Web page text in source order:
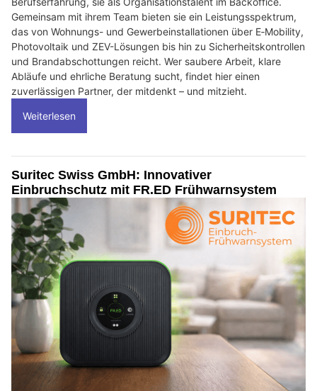
Gemeinsam mit ihrem Team bieten sie ein Leistungsspektrum,
das von Wohnungs- und Gewerbeinstallationen über E‑Mobility,
Photovoltaik und ZEV-Lösungen bis hin zu Sicherheitskontrollen
und Brandabschottungen reicht. Wer saubere Arbeit, klare
Abläufe und ehrliche Beratung sucht, findet hier einen
zuverlässigen Partner, der mitdenkt – und mitzieht.
Weiterlesen
Suritec Swiss GmbH: Innovativer
Einbruchschutz mit FR.ED Frühwarnsystem